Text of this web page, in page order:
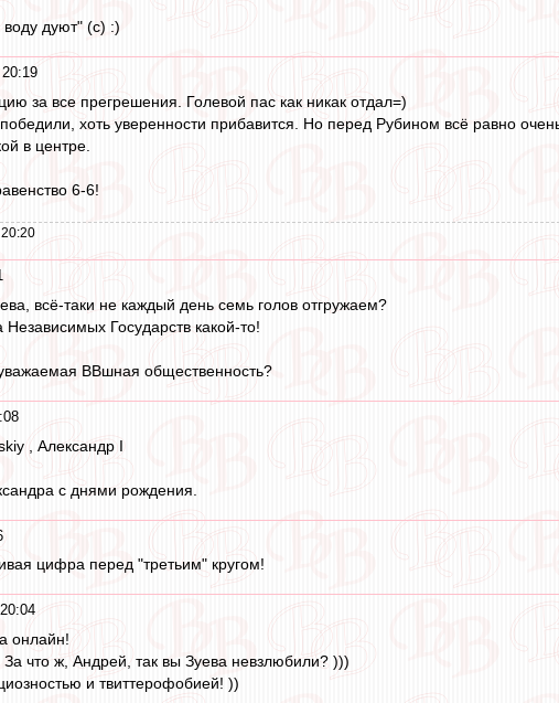
дуют" (с) :)
за все прегрешения. Голевой пас как никак отдал=)
хоть уверенности прибавится. Но перед Рубином всё равно
в центре.
6-6!
всё-таки не каждый день семь голов отгружаем?
Государств какой-то!
ВВшная общественность?
, Александр I
с днями рождения.
цифра перед "третьим" кругом!
онлайн!
что ж, Андрей, так вы Зуева невзлюбили? )))
и твиттерофобией! ))